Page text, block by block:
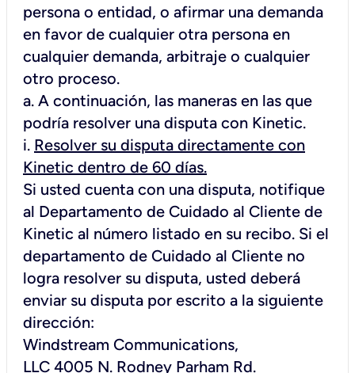
persona o entidad, o afirmar una demanda
en favor de cualquier otra persona en
cualquier demanda, arbitraje o cualquier
otro proceso.
a. A continuación, las maneras en las que
podría resolver una disputa con Kinetic.
i. Resolver su disputa directamente con
Kinetic dentro de 60 días.
Si usted cuenta con una disputa, notifique
al Departamento de Cuidado al Cliente de
Kinetic al número listado en su recibo. Si el
departamento de Cuidado al Cliente no
logra resolver su disputa, usted deberá
enviar su disputa por escrito a la siguiente
dirección:
Windstream Communications,
LLC 4005 N. Rodney Parham Rd.